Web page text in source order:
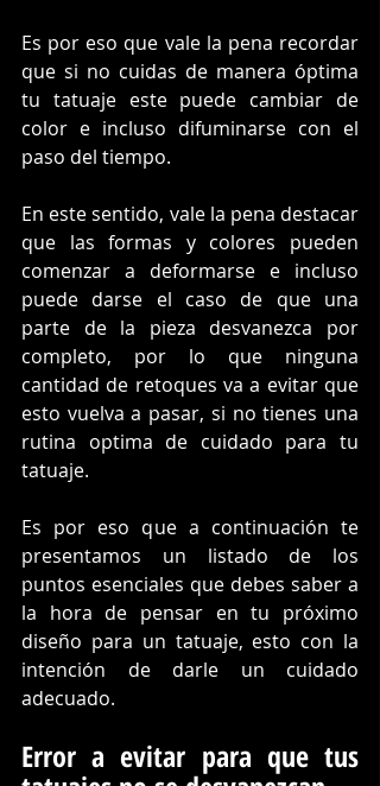
Es por eso que vale la pena recordar
que si no cuidas de manera óptima
tu tatuaje este puede cambiar de
color e incluso difuminarse con el
paso del tiempo.
En este sentido, vale la pena destacar
que las formas y colores pueden
comenzar a deformarse e incluso
puede darse el caso de que una
parte de la pieza desvanezca por
completo, por lo que ninguna
cantidad de retoques va a evitar que
esto vuelva a pasar, si no tienes una
rutina optima de cuidado para tu
tatuaje.
Es por eso que a continuación te
presentamos un listado de los
puntos esenciales que debes saber a
la hora de pensar en tu próximo
diseño para un tatuaje, esto con la
intención de darle un cuidado
adecuado.
Error a evitar para que tus